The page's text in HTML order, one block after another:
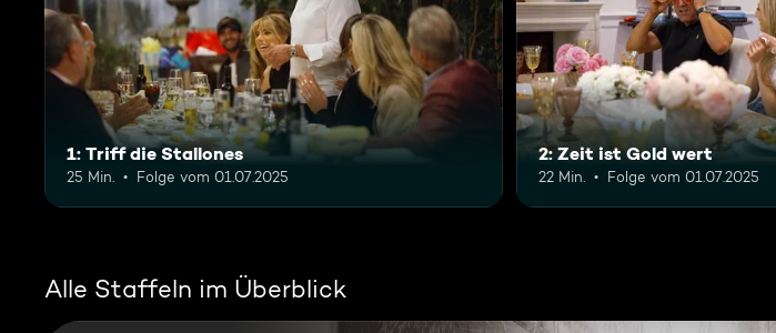
1: Triff die Stallones
25 Min. Folge vom 01.07.2025
2: Zeit ist Gold wert
22 Min. Folge vom 01.07.2025
Alle Staffeln im Überblick